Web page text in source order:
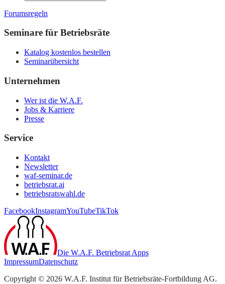
Forumsregeln
Seminare für Betriebsräte
Katalog kostenlos bestellen
Seminarübersicht
Unternehmen
Wer ist die W.A.F.
Jobs & Karriere
Presse
Service
Kontakt
Newsletter
waf-seminar.de
betriebsrat.ai
betriebsratswahl.de
FacebookInstagramYouTubeTikTok
Die W.A.F. Betriebsrat Apps
ImpressumDatenschutz
Copyright © 2026 W.A.F. Institut für Betriebsräte-Fortbildung AG.